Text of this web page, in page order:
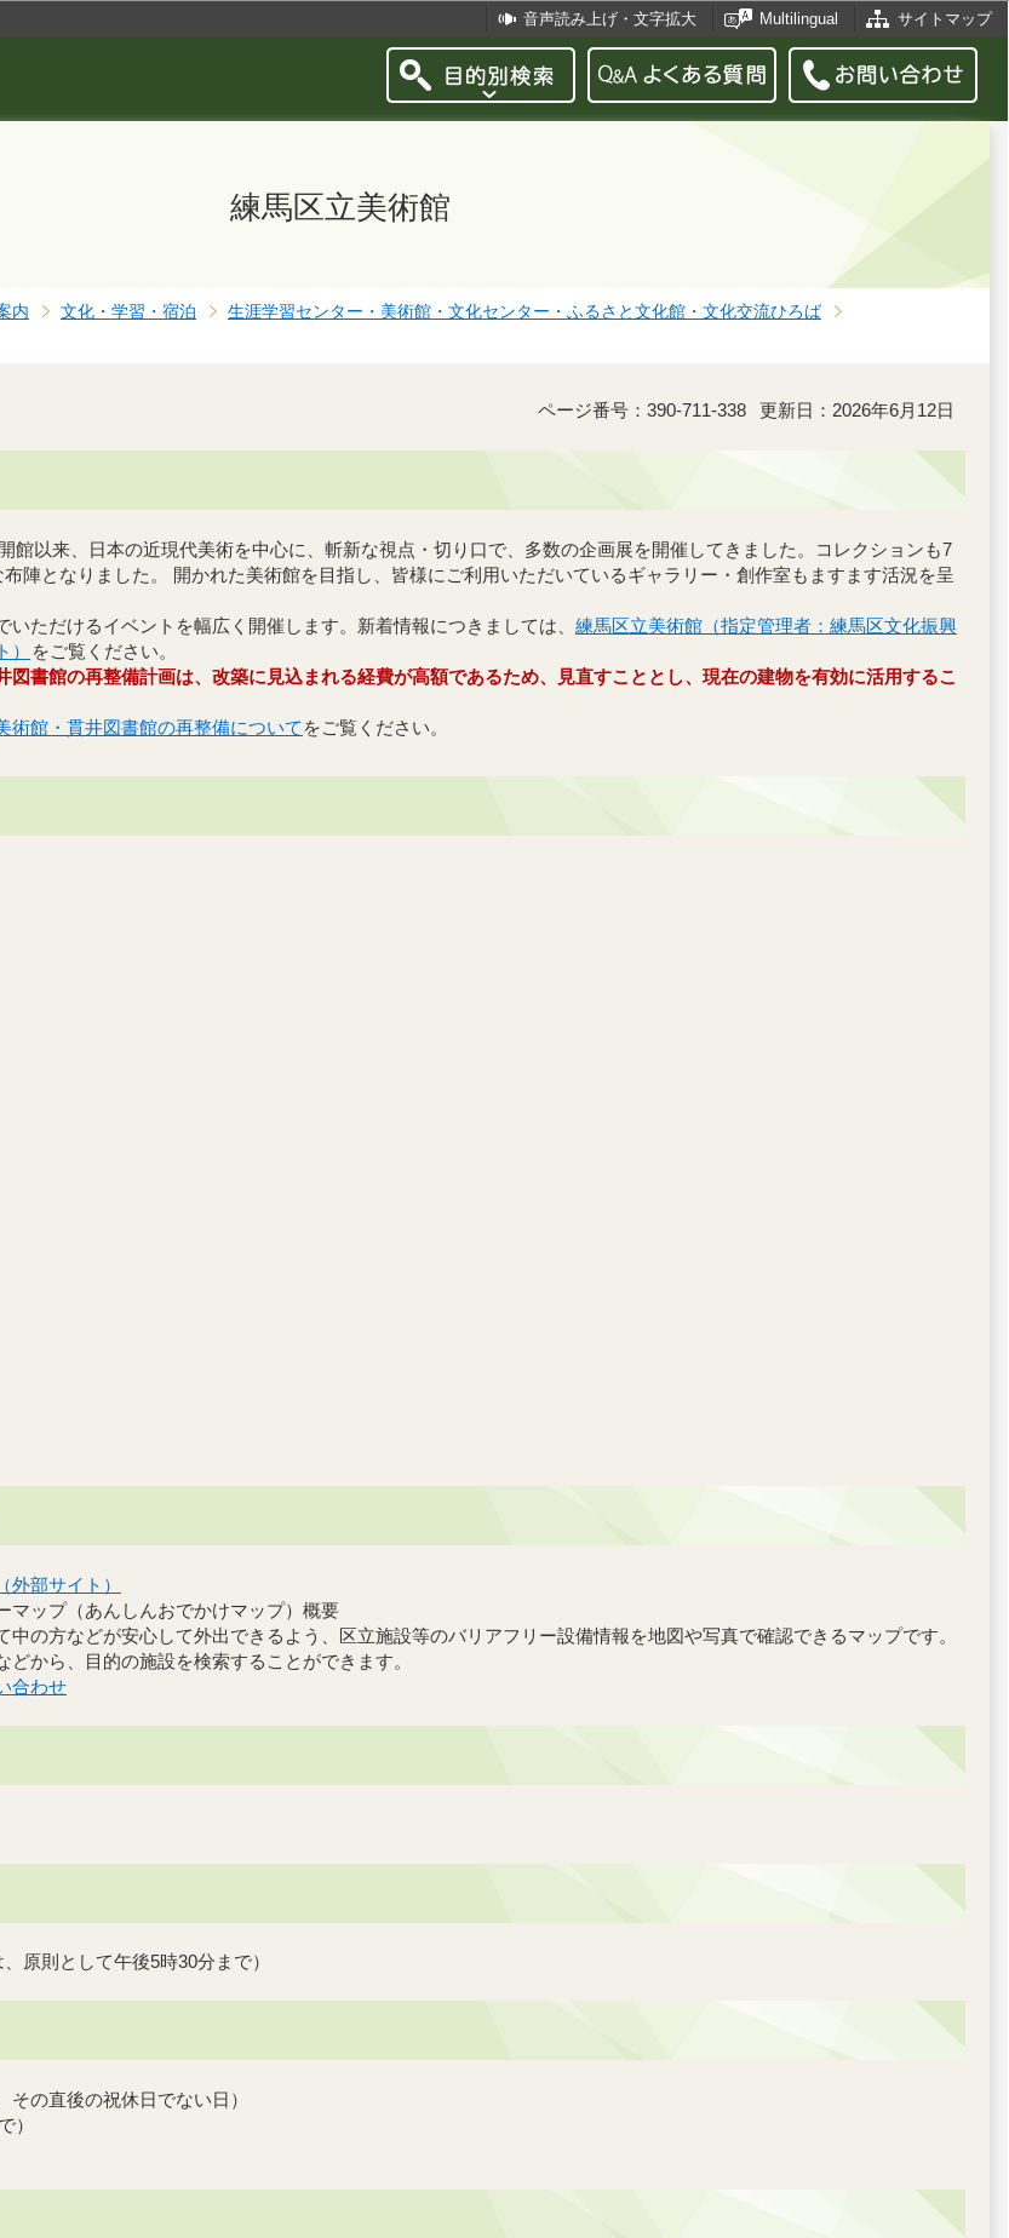
音声読み上げ・文字拡大 Multilingual サイトマップ
練馬区立美術館
内 文化・学習・宿泊
生涯学習センター・美術館・文化センター・ふるさと文化館・文化交流ひろば
ページ番号：390-711-338 更新日：2026年6月12日
館以来、日本の近現代美術を中心に、斬新な視点・切り口で、多数の企画展を開催してきました。コレクションも7
陣となりました。 開かれた美術館を目指し、皆様にご利用いただいているギャラリー・創作室もますます活況を呈
ただけるイベントを幅広く開催します。新着情報につきましては、 練馬区立美術館（指定管理者：練馬区文化振興
をご覧ください。
書館の再整備計画は、改築に見込まれる経費が高額であるため、見直すこととし、現在の建物を有効に活用するこ
術館・貫井図書館の再整備について をご覧ください。
部サイト）
マップ（あんしんおでかけマップ）概要
の方などが安心して外出できるよう、区立施設等のバリアフリー設備情報を地図や写真で確認できるマップです。
から、目的の施設を検索することができます。
合わせ
原則として午後5時30分まで）
の直後の祝休日でない日）
）